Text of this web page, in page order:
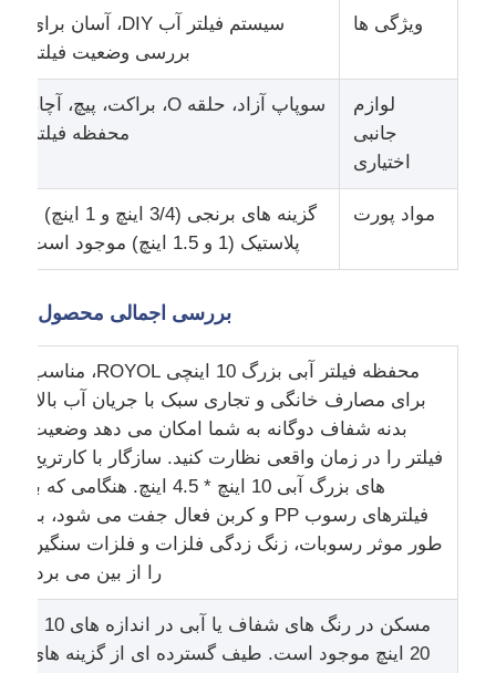
اخبار
سیستم‌های RO
نرم کننده آب
غشای RO مسکونی
ضدعفونی کننده ی آب UV
لوازم اتصال فیلتر آب
محفظه غشایی RO
ویژگی ها
سیستم فیلتر آب DIY، آسان برای
بررسی وضعیت فیلتر
لوازم
جانبی
اختیاری
سوپاپ آزاد، حلقه O، براکت، پیچ، آچار
محفظه فیلتر
مواد پورت
گزینه های برنجی (3/4 اینچ و 1 اینچ) و
پلاستیک (1 و 1.5 اینچ) موجود است
بررسی اجمالی محصول
محفظه فیلتر آبی بزرگ 10 اینچی ROYOL، مناسب
برای مصارف خانگی و تجاری سبک با جریان آب بالا.
بدنه شفاف دوگانه به شما امکان می دهد وضعیت
فیلتر را در زمان واقعی نظارت کنید. سازگار با کارتریج
های بزرگ آبی 10 اینچ * 4.5 اینچ. هنگامی که با
فیلترهای رسوب PP و کربن فعال جفت می شود، به
طور موثر رسوبات، زنگ زدگی فلزات و فلزات سنگین
را از بین می برد.
20 اینچ موجود است. طیف گسترده ای از گزینه های